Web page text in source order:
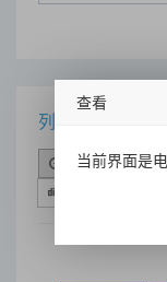
列表
时间排序
查看
当前界面是